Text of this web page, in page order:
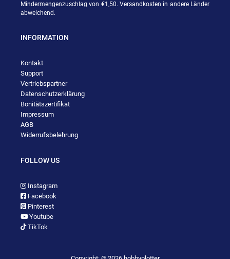
Mindermengenzuschlag von €1,50. Versandkosten in andere Länder
abweichend.
INFORMATION
Kontakt
Support
Vertriebspartner
Datenschutzerklärung
Bonitätszertifikat
Impressum
AGB
Widerrufsbelehrung
FOLLOW US
Instagram
Facebook
Pinterest
Youtube
TikTok